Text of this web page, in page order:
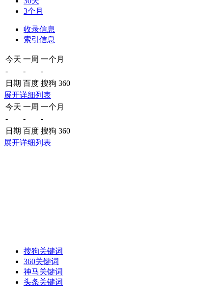
3个月
收录信息
索引信息
今天 一周 一个月
-
-
-
日期 百度 搜狗 360
展开详细列表
今天 一周 一个月
-
-
-
日期 百度 搜狗 360
展开详细列表
搜狗关键词
360关键词
神马关键词
头条关键词